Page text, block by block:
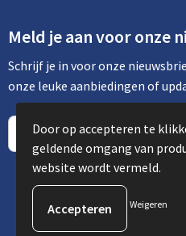
Meld je aan voor onze
Schrijf je in voor onze
onze leuke aanbiedingen of
© Copyright Spot
Door op accepteren te
geldende omgang van
website wordt vermeld.
Weigeren